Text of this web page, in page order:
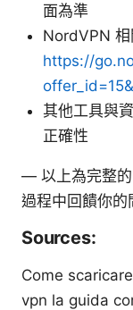
面為準
NordVPN
https://
其他工具與
正確性
— 以上為完整的
過程中回饋你的
Sources:
Come
vpn la guida